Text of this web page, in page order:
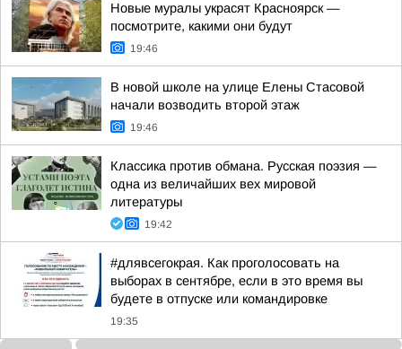
Новые муралы украсят Красноярск —
посмотрите, какими они будут
19:46
В новой школе на улице Елены Стасовой
начали возводить второй этаж
19:46
Классика против обмана. Русская поэзия —
одна из величайших вех мировой
литературы
19:42
#длявсегокрая. Как проголосовать на
выборах в сентябре, если в это время вы
будете в отпуске или командировке
19:35